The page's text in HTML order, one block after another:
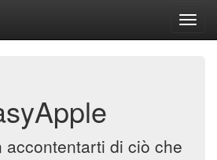
accontentarti di ciò che